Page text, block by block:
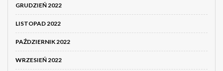
GRUDZIEŃ 2022
LISTOPAD 2022
PAŹDZIERNIK 2022
WRZESIEŃ 2022